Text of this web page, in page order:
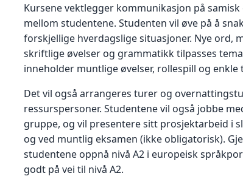
Kursene vektlegger kommunikasjon på
mellom studentene. Studenten vil øve på å
forskjellige hverdagslige situasjoner. Nye ord,
skriftlige øvelser og grammatikk tilpasses
inneholder muntlige øvelser, rollespill og enkle
Det vil også arrangeres turer og
ressurspersoner. Studentene vil også jobbe
gruppe, og vil presentere sitt prosjektarbeid i
og ved muntlig eksamen (ikke obligatorisk).
studentene oppnå nivå A2 i europeisk
godt på vei til nivå A2.